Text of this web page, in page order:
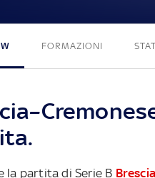
FORMAZIONI
la partita di Serie B